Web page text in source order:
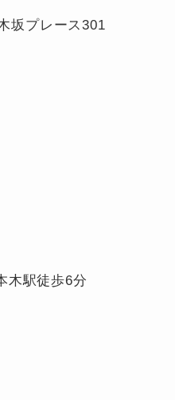
坂プレース301
木駅徒歩6分